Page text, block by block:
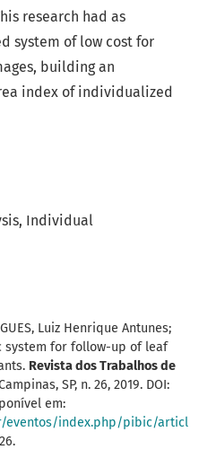
Individual
Luiz Henrique Antunes;
system for follow-up of leaf
Revista dos Trabalhos de
SP, n. 26, 2019. DOI:
em:
eventos/index.php/pibic/articl
research had as
system of low cost for
building an
index of individualized